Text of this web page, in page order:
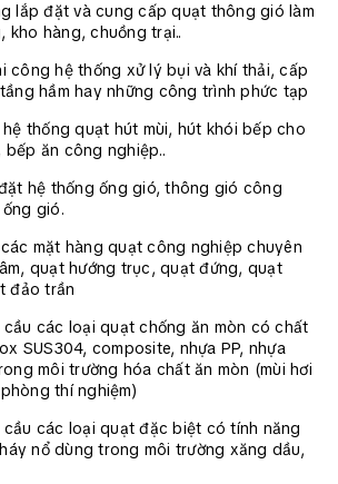
lắp đặt và cung cấp quạt thông gió làm
kho hàng, chuồng trại..
công hệ thống xử lý bụi và khí thải, cấp
hầm hay những công trình phức tạp
hệ thống quạt hút mùi, hút khói bếp cho
bếp ăn công nghiệp..
hệ thống ống gió, thông gió công
gió.
mặt hàng quạt công nghiệp chuyên
quạt hướng trục, quạt đứng, quạt
đảo trần
cầu các loại quạt chống ăn mòn có chất
SUS304, composite, nhựa PP, nhựa
môi trường hóa chất ăn mòn (mùi hơi
thí nghiệm)
cầu các loại quạt đặc biệt có tính năng
nổ dùng trong môi trường xăng dầu,